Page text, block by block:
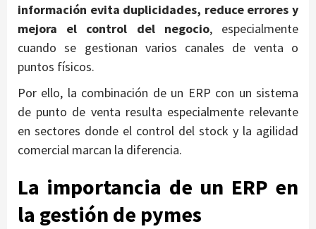
información evita duplicidades, reduce errores y
mejora el control del negocio, especialmente
cuando se gestionan varios canales de venta o
puntos físicos.
Por ello, la combinación de un ERP con un sistema
de punto de venta resulta especialmente relevante
en sectores donde el control del stock y la agilidad
comercial marcan la diferencia.
La importancia de un ERP en
la gestión de pymes